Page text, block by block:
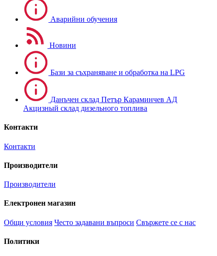
Аварийни обучения
Новини
Бази за съхраняване и обработка на LPG
Данъчен склад Петър Караминчев АД
Акцизный склад дизельного топлива
Контакти
Контакти
Производители
Производители
Електронен магазин
Общи условия Често задавани въпроси Свържете се с нас
Политики